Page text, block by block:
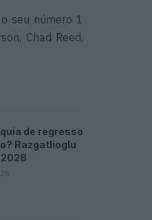
seu número 1
Chad Reed,
de regresso
Razgatlioglu